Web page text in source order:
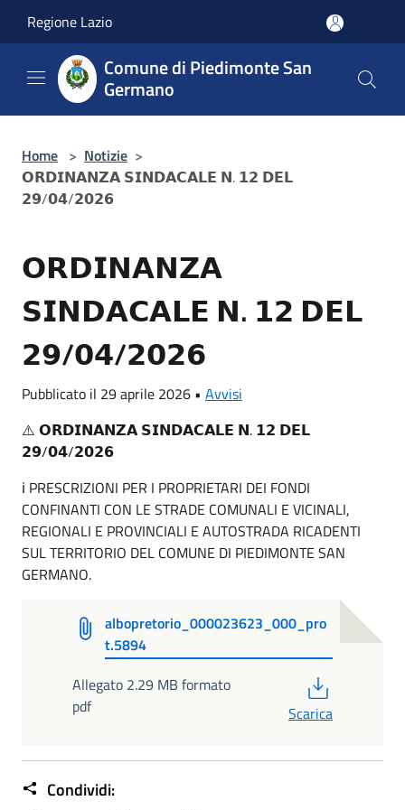
Regione Lazio
Comune di Piedimonte San
Germano
Home > Notizie >
𝗢𝗥𝗗𝗜𝗡𝗔𝗡𝗭𝗔 𝗦𝗜𝗡𝗗𝗔𝗖𝗔𝗟𝗘 𝗡. 𝟭𝟮 𝗗𝗘𝗟
𝟮𝟵/𝟬𝟰/𝟮𝟬𝟮𝟲
𝗢𝗥𝗗𝗜𝗡𝗔𝗡𝗭𝗔
𝗦𝗜𝗡𝗗𝗔𝗖𝗔𝗟𝗘 𝗡. 𝟭𝟮 𝗗𝗘𝗟
𝟮𝟵/𝟬𝟰/𝟮𝟬𝟮𝟲
Pubblicato il 29 aprile 2026 • Avvisi
⚠️ 𝗢𝗥𝗗𝗜𝗡𝗔𝗡𝗭𝗔 𝗦𝗜𝗡𝗗𝗔𝗖𝗔𝗟𝗘 𝗡. 𝟭𝟮 𝗗𝗘𝗟
𝟮𝟵/𝟬𝟰/𝟮𝟬𝟮𝟲
ℹ️ PRESCRIZIONI PER I PROPRIETARI DEI FONDI
CONFINANTI CON LE STRADE COMUNALI E VICINALI,
REGIONALI E PROVINCIALI E AUTOSTRADA RICADENTI
SUL TERRITORIO DEL COMUNE DI PIEDIMONTE SAN
GERMANO.
albopretorio_000023623_000_pro
t.5894
Allegato 2.29 MB formato
pdf
Scarica
Condividi: